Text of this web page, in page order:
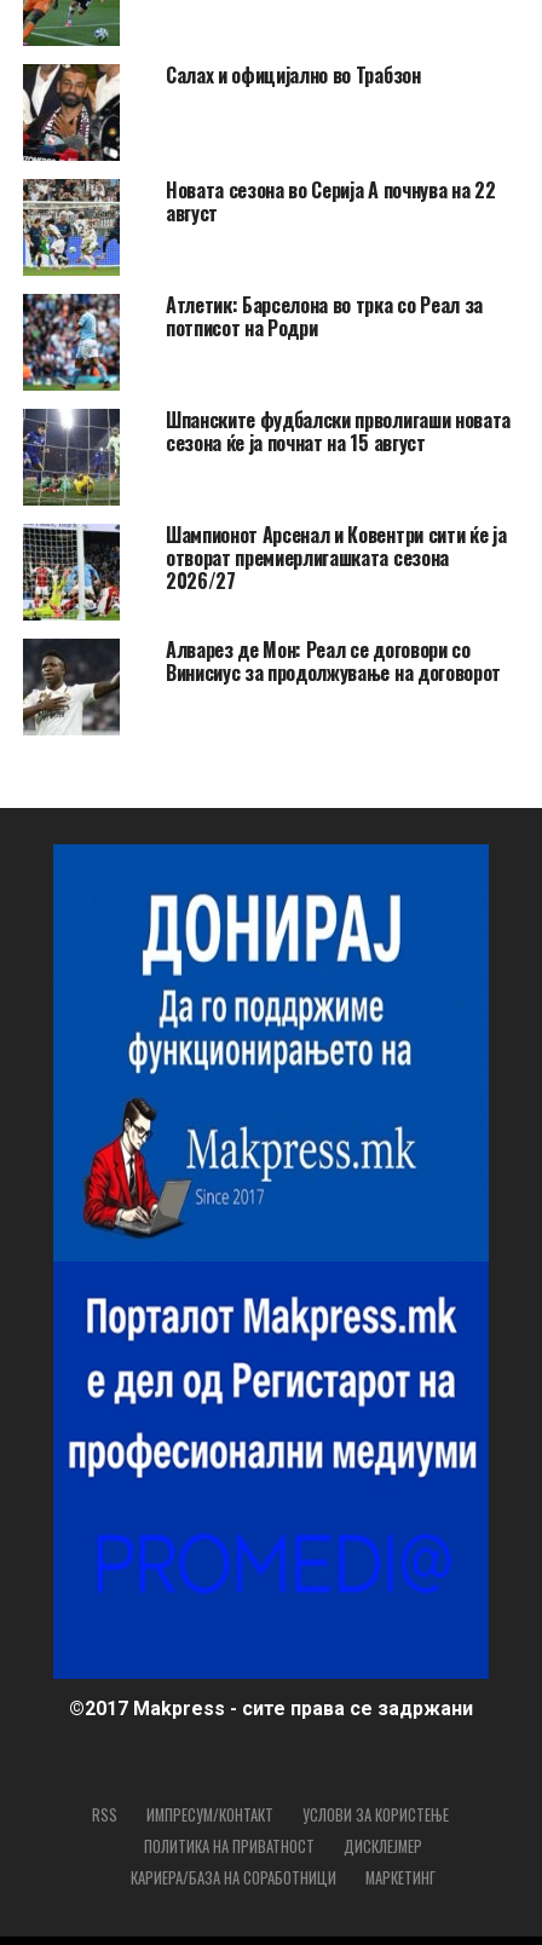
Салах и официјално во Трабзон
Новата сезона во Серија А почнува на 22
август
Атлетик: Барселона во трка со Реал за
потписот на Родри
Шпанските фудбалски прволигаши новата
сезона ќе ја почнат на 15 август
Шампионот Арсенал и Ковентри сити ќе ја
отворат премиерлигашката сезона
2026/27
Алварез де Мон: Реал се договори со
Винисиус за продолжување на договорот
©2017 Makpress - сите права се задржани
RSS ИМПРЕСУМ/КОНТАКТ
УСЛОВИ ЗА КОРИСТЕЊЕ
ПОЛИТИКА НА ПРИВАТНОСТ
ДИСКЛЕЈМЕР
КАРИЕРА/БАЗА НА СОРАБОТНИЦИ
МАРКЕТИНГ